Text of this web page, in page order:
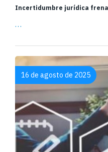
Incertidumbre jurídica frena
…
16 de agosto de 2025